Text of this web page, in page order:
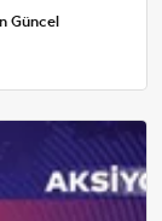
Güncel